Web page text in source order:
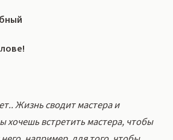
Жизнь сводит мастера и
хочешь встретить мастера, чтобы